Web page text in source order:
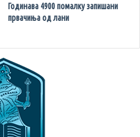
Годинава 4900 помалку запишани
првачиња од лани